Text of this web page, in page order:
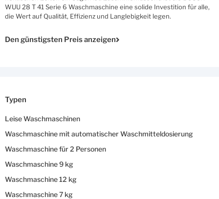
WUU 28 T 41 Serie 6 Waschmaschine eine solide Investition für alle,
die Wert auf Qualität, Effizienz und Langlebigkeit legen.
Den günstigsten Preis anzeigen
Typen
Leise Waschmaschinen
Waschmaschine mit automatischer Waschmitteldosierung
Waschmaschine für 2 Personen
Waschmaschine 9 kg
Waschmaschine 12 kg
Waschmaschine 7 kg